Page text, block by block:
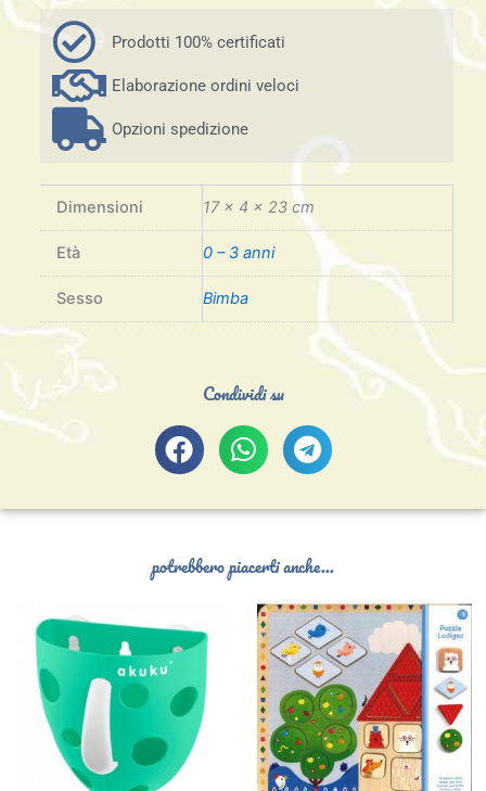
Prodotti 100% certificati
Elaborazione ordini veloci
Opzioni spedizione
Dimensioni 17 × 4 × 23 cm
Età 0 – 3 anni
Sesso Bimba
Condividi su
potrebbero piacerti anche...